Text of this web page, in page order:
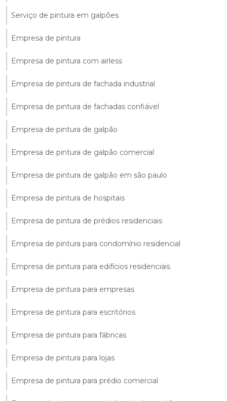
Serviço de pintura em galpões
Empresa de pintura
Empresa de pintura com airless
Empresa de pintura de fachada industrial
Empresa de pintura de fachadas confiável
Empresa de pintura de galpão
Empresa de pintura de galpão comercial
Empresa de pintura de galpão em são paulo
Empresa de pintura de hospitais
Empresa de pintura de prédios residenciais
Empresa de pintura para condomínio residencial
Empresa de pintura para edifícios residenciais
Empresa de pintura para empresas
Empresa de pintura para escritórios
Empresa de pintura para fábricas
Empresa de pintura para lojas
Empresa de pintura para prédio comercial